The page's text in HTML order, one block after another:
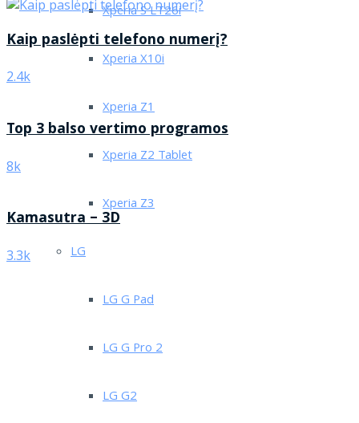
Xperia S LT26i
Xperia X10i
Xperia Z1
Xperia Z2 Tablet
Xperia Z3
LG
LG G Pad
LG G Pro 2
LG G2
Kaip paslėpti telefono numerį?
2.4k
Top 3 balso vertimo programos
8k
Kamasutra – 3D
3.3k